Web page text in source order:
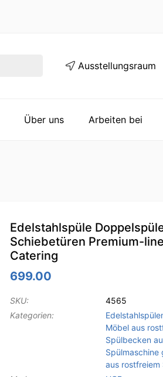
Ausstellungsraum
Über uns Arbeiten bei
Edelstahlspüle
Schiebetüren Premium-
Catering
699.00
SKU:
4565
Kategorien:
Möbel aus
Spülbecken
Spülmaschine
aus rostfreiem